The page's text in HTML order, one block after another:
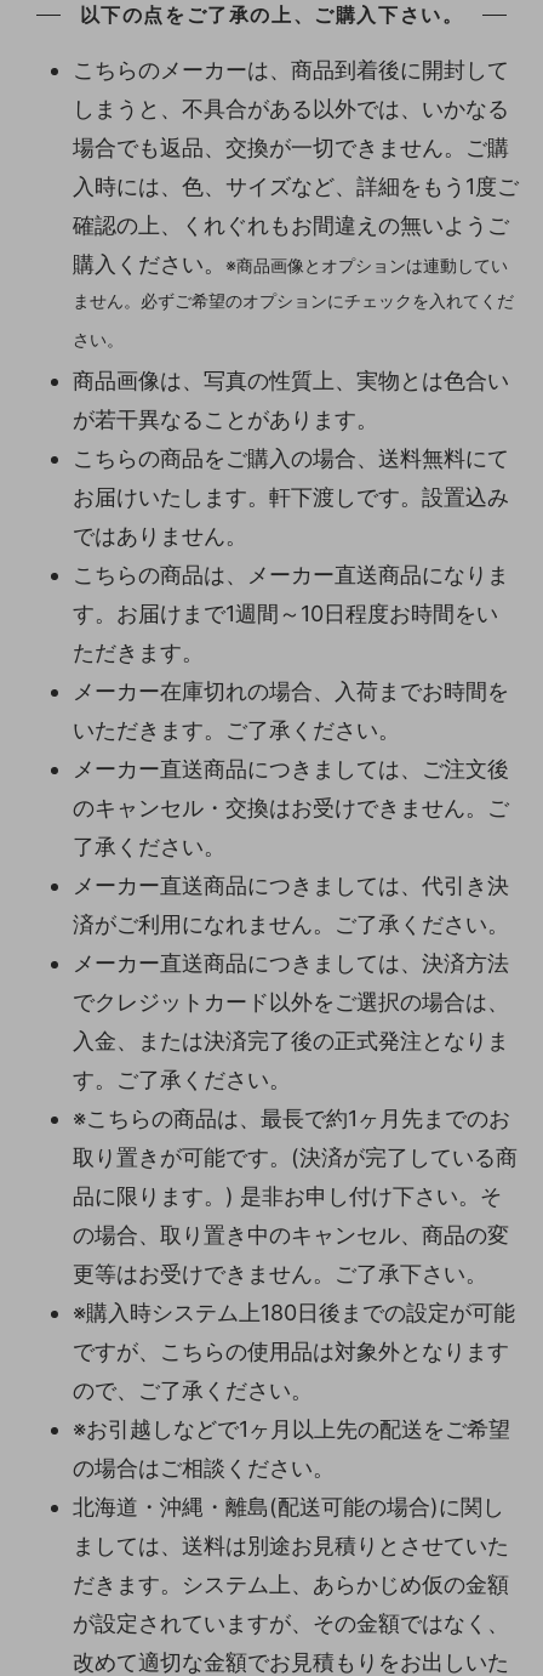
以下の点をご了承の上、ご購入下さい。
こちらのメーカーは、商品到着後に開封して
しまうと、不具合がある以外では、いかなる
場合でも返品、交換が一切できません。ご購
入時には、色、サイズなど、詳細をもう1度ご
確認の上、くれぐれもお間違えの無いようご
購入ください。
※商品画像とオプションは連動してい
ません。必ずご希望のオプションにチェックを入れてくだ
さい。
商品画像は、写真の性質上、実物とは色合い
が若干異なることがあります。
こちらの商品をご購入の場合、送料無料にて
お届けいたします。軒下渡しです。設置込み
ではありません。
こちらの商品は、メーカー直送商品になりま
す。お届けまで1週間～10日程度お時間をい
ただきます。
メーカー在庫切れの場合、入荷までお時間を
いただきます。ご了承ください。
メーカー直送商品につきましては、ご注文後
のキャンセル・交換はお受けできません。ご
了承ください。
メーカー直送商品につきましては、代引き決
済がご利用になれません。ご了承ください。
メーカー直送商品につきましては、決済方法
でクレジットカード以外をご選択の場合は、
入金、または決済完了後の正式発注となりま
す。ご了承ください。
※こちらの商品は、最長で約1ヶ月先までのお
取り置きが可能です。(決済が完了している商
品に限ります。) 是非お申し付け下さい。そ
の場合、取り置き中のキャンセル、商品の変
更等はお受けできません。ご了承下さい。
※購入時システム上180日後までの設定が可能
ですが、こちらの使用品は対象外となります
ので、ご了承ください。
※お引越しなどで1ヶ月以上先の配送をご希望
の場合はご相談ください。
北海道・沖縄・離島(配送可能の場合)に関し
ましては、送料は別途お見積りとさせていた
だきます。システム上、あらかじめ仮の金額
が設定されていますが、その金額ではなく、
改めて適切な金額でお見積もりをお出しいた